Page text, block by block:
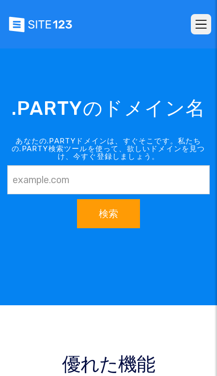
.PARTYのドメイン名
あなたの.PARTYドメインは、すぐそこです。私たち
の.PARTY検索ツールを使って、欲しいドメインを見つ
け、今すぐ登録しましょう。
検索
優れた機能